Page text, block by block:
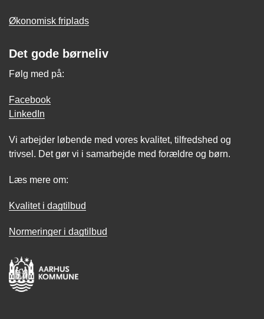
Økonomisk friplads
Det gode børneliv
Følg med på:
Facebook
LinkedIn
Vi arbejder løbende med vores kvalitet, tilfredshed og
trivsel. Det gør vi i samarbejde med forældre og børn.
Læs mere om:
Kvalitet i dagtilbud
Normeringer i dagtilbud